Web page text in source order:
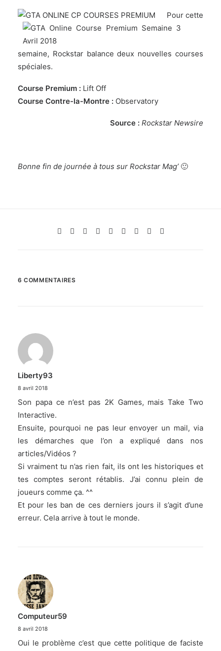
Pour cette
semaine, Rockstar balance deux nouvelles courses
spéciales.
Course Premium : Lift Off
Course Contre-la-Montre : Observatory
Source : Rockstar Newsire
Bonne fin de journée à tous sur Rockstar Mag’🙂
6 COMMENTAIRES
Liberty93
8 avril 2018
Son papa ce n’est pas 2K Games, mais Take Two
Interactive.
Ensuite, pourquoi ne pas leur envoyer un mail, via
les démarches que l’on a expliqué dans nos
articles/Vidéos ?
Si vraiment tu n’as rien fait, ils ont les historiques et
tes comptes seront rétablis. J’ai connu plein de
joueurs comme ça. ^^
Et pour les ban de ces derniers jours il s’agit d’une
erreur. Cela arrive à tout le monde.
Computeur59
8 avril 2018
Oui le problème c’est que cette politique de faciste